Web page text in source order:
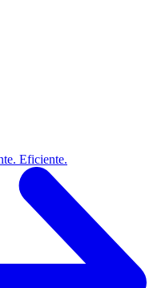
Eficiente.